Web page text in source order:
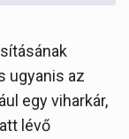
ugyanis az
egy viharkár,
lévő